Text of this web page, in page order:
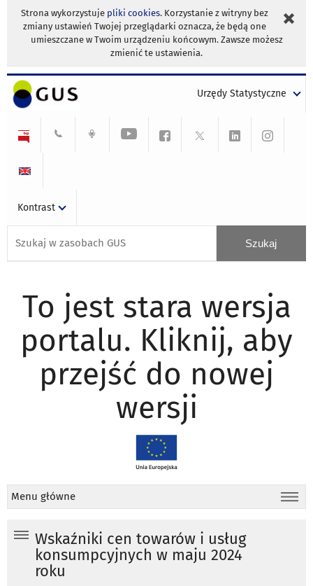
Strona wykorzystuje pliki cookies. Korzystanie z witryny bez
zmiany ustawień Twojej przeglądarki oznacza, że będą one
umieszczane w Twoim urządzeniu końcowym. Zawsze możesz
zmienić te ustawienia.
Urzędy Statystyczne
Kontrast
To jest stara wersja
portalu. Kliknij, aby
przejść do nowej
wersji
Menu główne
Wskaźniki cen towarów i usług
konsumpcyjnych w maju 2024
roku